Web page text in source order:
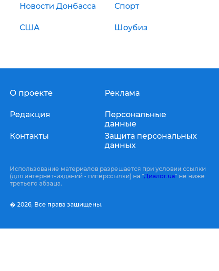
Новости Донбасса Спорт
США Шоубиз
О проекте
Редакция
Контакты
Реклама
Персональные
данные
Защита персональных
данных
Использование материалов разрешается при условии ссылки
(для интернет-изданий - гиперссылки) на "Диалог.ua" не ниже
третьего абзаца.
� 2026, Все права защищены.